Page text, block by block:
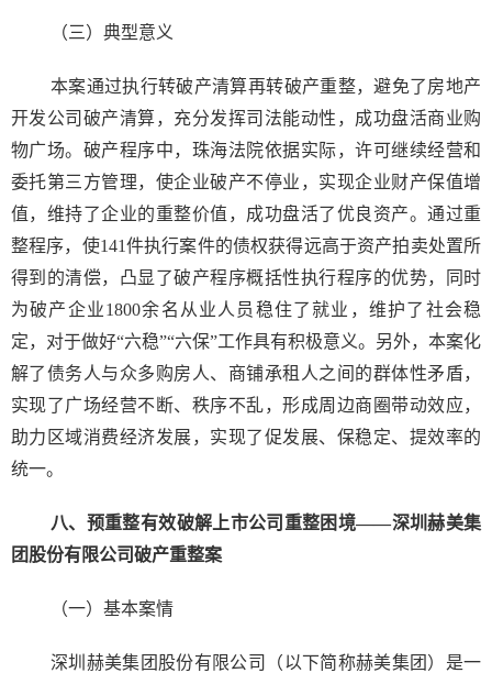
（三）典型意义
本案通过执行转破产清算再转破产重整，避免了房地产
开发公司破产清算，充分发挥司法能动性，成功盘活商业购
物广场。破产程序中，珠海法院依据实际，许可继续经营和
委托第三方管理，使企业破产不停业，实现企业财产保值增
值，维持了企业的重整价值，成功盘活了优良资产。通过重
整程序，使141件执行案件的债权获得远高于资产拍卖处置所
得到的清偿，凸显了破产程序概括性执行程序的优势，同时
为破产企业1800余名从业人员稳住了就业，维护了社会稳
定，对于做好“六稳”“六保”工作具有积极意义。另外，本案化
解了债务人与众多购房人、商铺承租人之间的群体性矛盾，
实现了广场经营不断、秩序不乱，形成周边商圈带动效应，
助力区域消费经济发展，实现了促发展、保稳定、提效率的
统一。
八、预重整有效破解上市公司重整困境——深圳赫美集
团股份有限公司破产重整案
（一）基本案情
深圳赫美集团股份有限公司（以下简称赫美集团）是一